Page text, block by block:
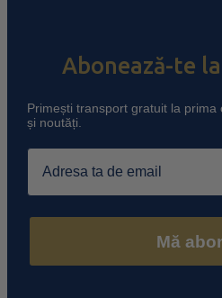
Abonează-te
Primești transport gratuit la
și noutăți.
Email
Mă